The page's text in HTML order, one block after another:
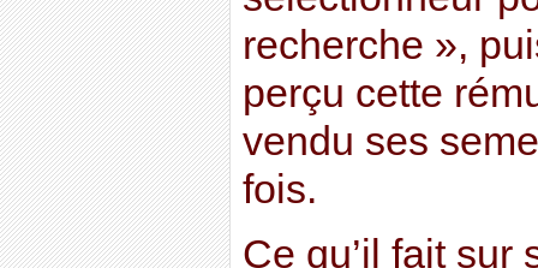
recherche »,
perçu cette
vendu ses
fois.
Ce qu’il fait sur